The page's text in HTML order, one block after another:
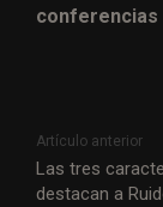
conferencias
Artículo anterior
Las tres
destacan a